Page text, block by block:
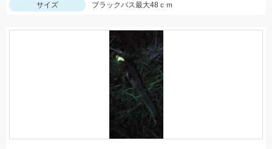
サイズ
ブラックバス最大48ｃｍ